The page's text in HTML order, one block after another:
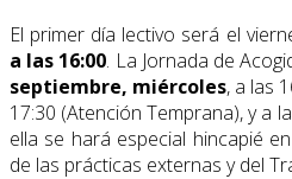
El primer día lectivo será el
a las 16:00. La Jornada de
septiembre, miércoles, a las
17:30 (Atención Temprana), y a
ella se hará especial hincapié
de las prácticas externas y del